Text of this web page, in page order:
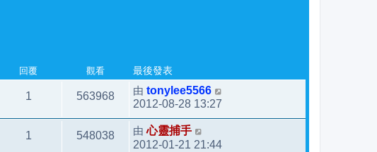
回覆 觀看 最後發表
1 563968 由 tonylee5566
2012-08-28 13:27
1 548038 由心靈捕手
2012-01-21 21:44